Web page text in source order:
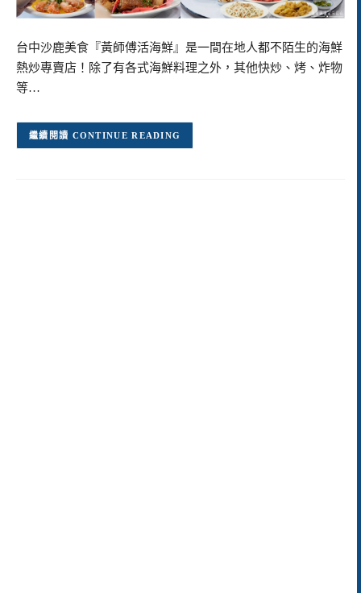
台中沙鹿美食『黃師傅活海鮮』是一間在地人都不陌生的海鮮
熱炒專賣店！除了有各式海鮮料理之外，其他快炒、烤、炸物
等…
CONTINUE READING